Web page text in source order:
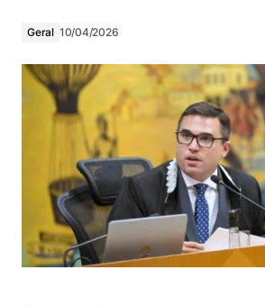
Geral 10/04/2026